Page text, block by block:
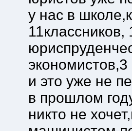
у нас в
и это уже не
в прошлом
никто не